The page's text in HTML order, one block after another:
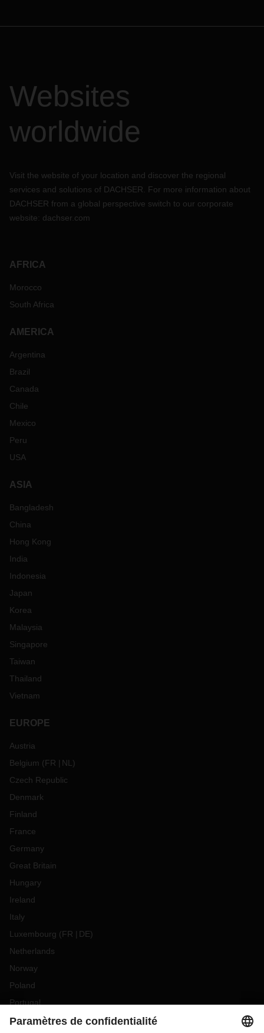
Websites
worldwide
Visit the website of your location and discover the regional
services and solutions of DACHSER. For more information about
DACHSER from a global perspective switch to our corporate
website: dachser.com
AFRICA
Morocco
South Africa
AMERICA
Argentina
Brazil
Canada
Chile
Mexico
Peru
USA
ASIA
Bangladesh
China
Hong Kong
India
Indonesia
Japan
Korea
Malaysia
Singapore
Taiwan
Thailand
Vietnam
EUROPE
Austria
Belgium (FR NL )
Czech Republic
Denmark
Finland
France
Germany
Great Britain
Hungary
Ireland
Italy
Luxembourg (FR DE)
Netherlands
Norway
Poland
Portugal
Romania